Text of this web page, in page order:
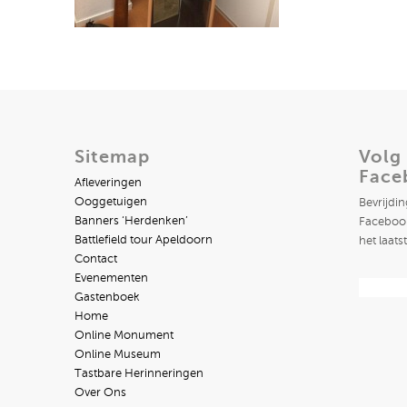
Sitemap
Afleveringen
Ooggetuigen
Banners ‘Herdenken’
Battlefield tour Apeldoorn
Contact
Evenementen
Gastenboek
Home
Online Monument
Online Museum
Tastbare Herinneringen
Over Ons
Volg
het